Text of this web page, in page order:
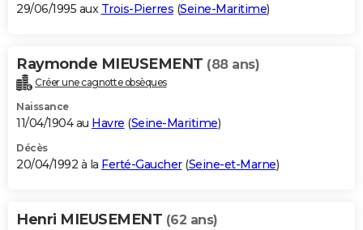
29/06/1995 aux Trois-Pierres (Seine-Maritime)
Raymonde MIEUSEMENT (88 ans)
Créer une cagnotte obsèques
Naissance
11/04/1904 au Havre (Seine-Maritime)
Décès
20/04/1992 à la Ferté-Gaucher(Seine-et-Marne)
Henri MIEUSEMENT (62 ans)